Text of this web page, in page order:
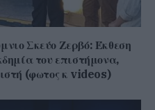
Σκεύο Ζερβό: Έκθεση
του επιστήμονα,
(φωτος κ videos)